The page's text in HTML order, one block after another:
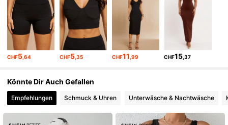
4,81 763K Follower
4,81 763K Follower
4,81 763K Follower
CHF5 ,64 CHF5 ,35 CHF11 ,99 CHF15 ,37
Könnte Dir Auch Gefallen
Empfehlungen Schmuck & Uhren Unterwäsche & Nachtwäsche